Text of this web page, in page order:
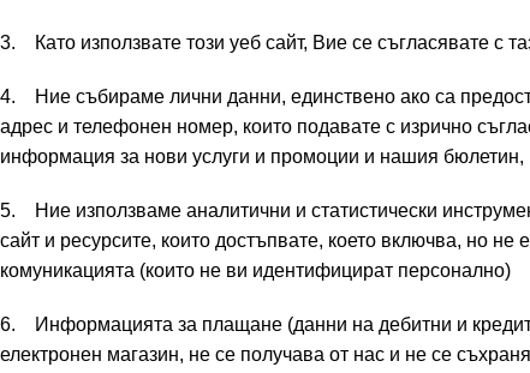
3. Като използвате този уеб сайт, Вие се съгласявате с
4. Ние събираме лични данни, единствено ако са
адрес и телефонен номер, които подавате с изрично
информация за нови услуги и промоции и нашия бюлетин,
5. Ние използваме аналитични и статистически
сайт и ресурсите, които достъпвате, което включва, но
комуникацията (които не ви идентифицират персонално)
6. Информацията за плащане (данни на дебитни и
електронен магазин, не се получава от нас и не се